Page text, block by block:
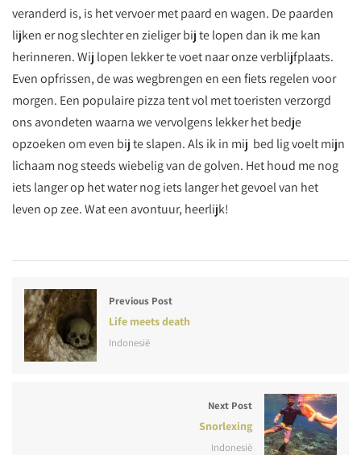
veranderd is, is het vervoer met paard en wagen. De paarden
lijken er nog slechter en zieliger bij te lopen dan ik me kan
herinneren. Wij lopen lekker te voet naar onze verblijfplaats.
Even opfrissen, de was wegbrengen en een fiets regelen voor
morgen. Een populaire pizza tent vol met toeristen verzorgd
ons avondeten waarna we vervolgens lekker het bedje
opzoeken om even bij te slapen. Als ik in mij bed lig voelt mijn
lichaam nog steeds wiebelig van de golven. Het houd me nog
iets langer op het water nog iets langer het gevoel van het
leven op zee. Wat een avontuur, heerlijk!
Previous Post
Life meets death
Indonesië
Next Post
Snorlexing
Indonesië